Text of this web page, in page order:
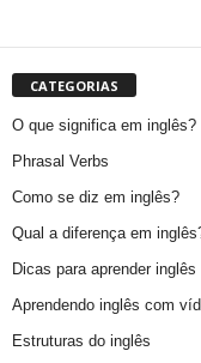
CATEGORIAS
O que significa em inglês?
Phrasal Verbs
Como se diz em inglês?
Qual a diferença em
Dicas para aprender inglês
Aprendendo inglês com
Estruturas do inglês